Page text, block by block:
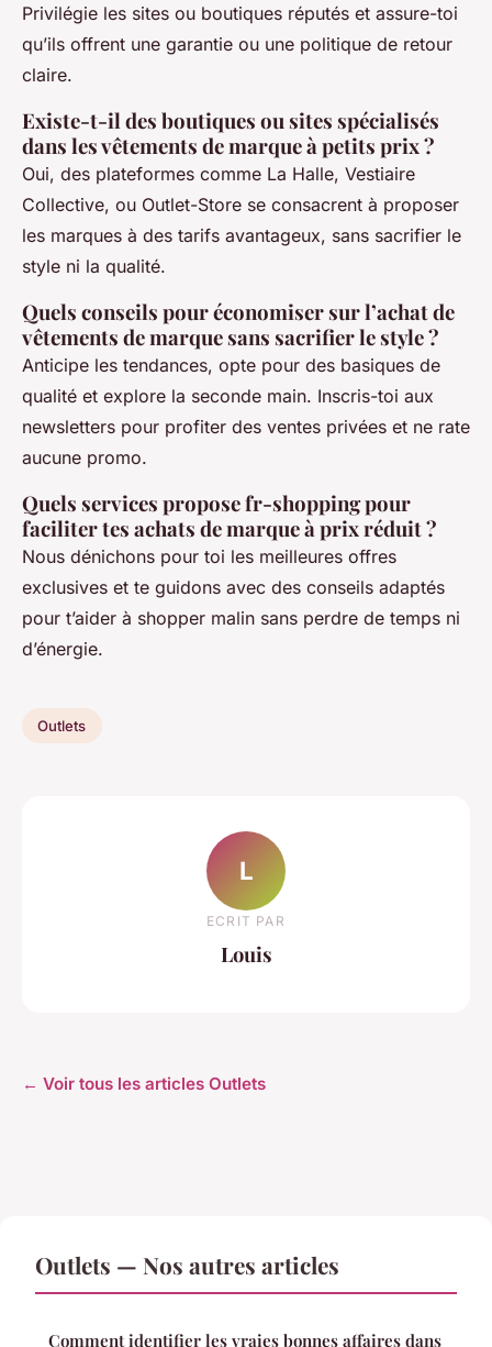
Privilégie les sites ou boutiques réputés et assure-toi
qu’ils offrent une garantie ou une politique de retour
claire.
Existe-t-il des boutiques ou sites spécialisés
dans les vêtements de marque à petits prix ?
Oui, des plateformes comme La Halle, Vestiaire
Collective, ou Outlet-Store se consacrent à proposer
les marques à des tarifs avantageux, sans sacrifier le
style ni la qualité.
Quels conseils pour économiser sur l’achat de
vêtements de marque sans sacrifier le style ?
Anticipe les tendances, opte pour des basiques de
qualité et explore la seconde main. Inscris-toi aux
newsletters pour profiter des ventes privées et ne rate
aucune promo.
Quels services propose fr-shopping pour
faciliter tes achats de marque à prix réduit ?
Nous dénichons pour toi les meilleures offres
exclusives et te guidons avec des conseils adaptés
pour t’aider à shopper malin sans perdre de temps ni
d’énergie.
Outlets
L
ECRIT PAR
Louis
← Voir tous les articles Outlets
Outlets — Nos autres articles
Comment identifier les vraies bonnes affaires dans